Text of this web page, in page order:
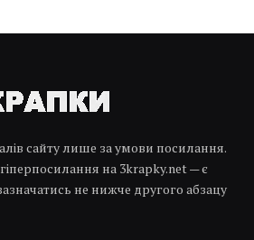
сайту лише за умови посилання.
на 3krapky.net — є
не нижче другого абзацу